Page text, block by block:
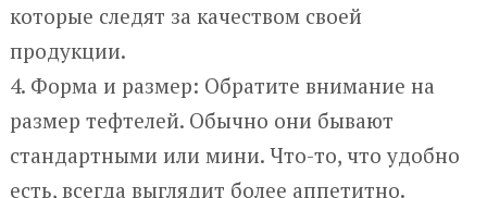
которые следят за качеством своей
продукции.
4. Форма и размер: Обратите внимание на
размер тефтелей. Обычно они бывают
стандартными или мини. Что-то, что удобно
есть, всегда выглядит более аппетитно.